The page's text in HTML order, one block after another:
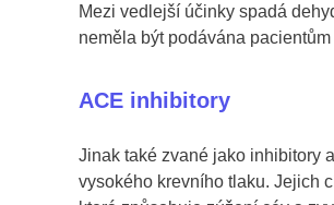
Mezi vedlejší účinky spadá
neměla být podávána
ACE inhibitory
Jinak také zvané jako inhibitory
vysokého krevního tlaku. Jejich